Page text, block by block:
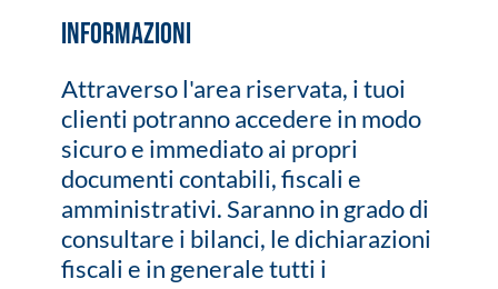
Informazioni
Attraverso l'area riservata, i tuoi
clienti potranno accedere in modo
sicuro e immediato ai propri
documenti contabili, fiscali e
amministrativi. Saranno in grado di
consultare i bilanci, le dichiarazioni
fiscali e in generale tutti i